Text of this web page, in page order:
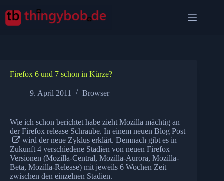
Inhalt
springen
Firefox 6 und 7 schon in Kürze?
9. April 2011 Browser
Wie ich schon berichtet habe zieht Mozilla mächtig an
der Firefox release Schraube. In einem neuen Blog Post
wird der neue Zyklus erklärt. Demnach gibt es in
Zukunft 4 verschiedene Stadien von neuen Firefox
Versionen (Mozilla-Central, Mozilla-Aurora, Mozilla-
Beta, Mozilla-Release) mit jeweils 6 Wochen Zeit
zwischen den einzelnen Stadien.